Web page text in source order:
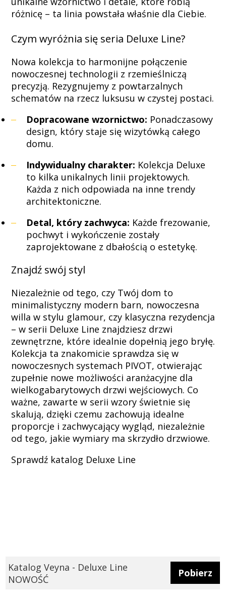
Polski
lider
na
rynku
wypełnień
drzwiowych
różnicę – ta linia powstała właśnie dla Ciebie.
Czym wyróżnia się seria Deluxe Line?
Nowa kolekcja to harmonijne połączenie
nowoczesnej technologii z rzemieślniczą
precyzją. Rezygnujemy z powtarzalnych
schematów na rzecz luksusu w czystej postaci.
Dopracowane wzornictwo: Ponadczasowy
design, który staje się wizytówką całego
domu.
Indywidualny charakter: Kolekcja Deluxe
to kilka unikalnych linii projektowych.
Każda z nich odpowiada na inne trendy
architektoniczne.
Detal, który zachwyca: Każde frezowanie,
pochwyt i wykończenie zostały
zaprojektowane z dbałością o estetykę.
Znajdź swój styl
Niezależnie od tego, czy Twój dom to
minimalistyczny modern barn, nowoczesna
willa w stylu glamour, czy klasyczna rezydencja
– w serii Deluxe Line znajdziesz drzwi
zewnętrzne, które idealnie dopełnią jego bryłę.
Kolekcja ta znakomicie sprawdza się w
nowoczesnych systemach PIVOT, otwierając
zupełnie nowe możliwości aranżacyjne dla
wielkogabarytowych drzwi wejściowych. Co
ważne, zawarte w serii wzory świetnie się
skalują, dzięki czemu zachowują idealne
proporcje i zachwycający wygląd, niezależnie
od tego, jakie wymiary ma skrzydło drzwiowe.
Sprawdź katalog Deluxe Line
Katalog Veyna - Deluxe Line
NOWOŚĆ
Pobierz